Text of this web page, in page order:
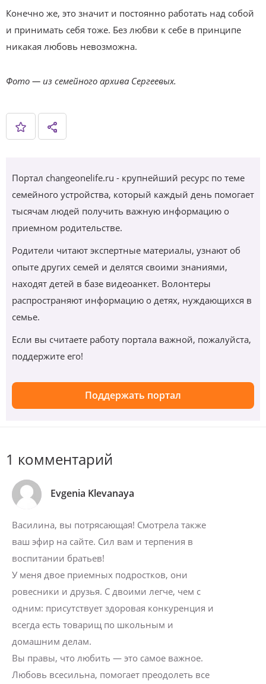
Конечно же, это значит и постоянно работать над собой
и принимать себя тоже. Без любви к себе в принципе
никакая любовь невозможна.
Фото — из семейного архива Сергеевых.
Портал changeonelife.ru - крупнейший ресурс по теме
семейного устройства, который каждый день помогает
тысячам людей получить важную информацию о
приемном родительстве.
Родители читают экспертные материалы, узнают об
опыте других семей и делятся своими знаниями,
находят детей в базе видеоанкет. Волонтеры
распространяют информацию о детях, нуждающихся в
семье.
Если вы считаете работу портала важной, пожалуйста,
поддержите его!
Поддержать портал
1 комментарий
Evgenia Klevanaya
Василина, вы потрясающая! Смотрела также
ваш эфир на сайте. Сил вам и терпения в
воспитании братьев!
У меня двое приемных подростков, они
ровесники и друзья. С двоими легче, чем с
одним: присутствует здоровая конкуренция и
всегда есть товарищ по школьным и
домашним делам.
Вы правы, что любить — это самое важное.
Любовь всесильна, помогает преодолеть все